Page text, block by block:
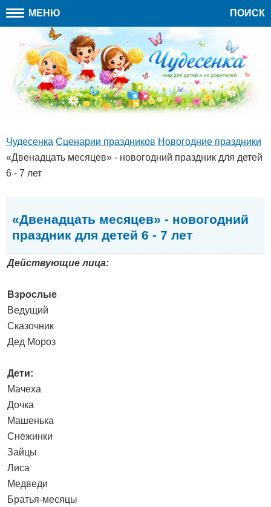
МЕНЮ ПОИСК
Чудесенка Сценарии праздников Новогодние праздники
«Двенадцать месяцев» - новогодний праздник для детей
6 - 7 лет
«Двенадцать месяцев» - новогодний
праздник для детей 6 - 7 лет
Действующие лица:
Взрослые
Ведущий
Сказочник
Дед Мороз
Дети:
Мачеха
Дочка
Машенька
Снежинки
Зайцы
Лиса
Медведи
Братья-месяцы